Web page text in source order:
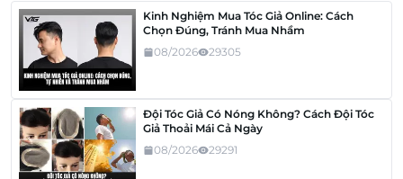
Kinh Nghiệm Mua Tóc Giả Online: Cách
Chọn Đúng, Tránh Mua Nhầm
08/2026
29305
Đội Tóc Giả Có Nóng Không? Cách Đội Tóc
Giả Thoải Mái Cả Ngày
08/2026
29291